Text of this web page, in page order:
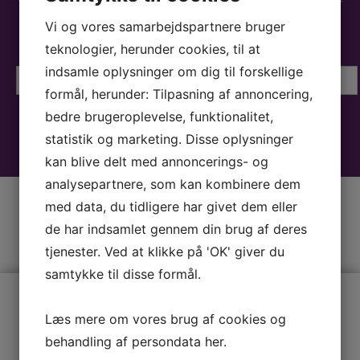
1-2 gange om måneden udsender vi et nyhedsbrev der
indeholder aktuelle tilbud, nye forfattere,
foredragsholdere, musikere, underholdere m.m.
OM ARTE
Vi og vores samarbejdspartnere bruger
teknologier, herunder cookies, til at
indsamle oplysninger om dig til forskellige
formål, herunder: Tilpasning af annoncering,
bedre brugeroplevelse, funktionalitet,
statistik og marketing. Disse oplysninger
kan blive delt med annoncerings- og
analysepartnere, som kan kombinere dem
med data, du tidligere har givet dem eller
de har indsamlet gennem din brug af deres
tjenester. Ved at klikke på 'OK' giver du
samtykke til disse formål.
Læs mere om vores brug af cookies og
behandling af persondata her.